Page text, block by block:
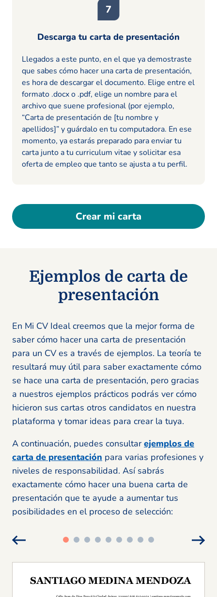
Descarga tu carta de presentación
Llegados a este punto, en el que ya demostraste
que sabes cómo hacer una carta de presentación,
es hora de descargar el documento. Elige entre el
formato .docx o .pdf, elige un nombre para el
archivo que suene profesional (por ejemplo,
“Carta de presentación de [tu nombre y
apellidos]” y guárdalo en tu computadora. En ese
momento, ya estarás preparado para enviar tu
carta junto a tu curriculum vitae y solicitar esa
oferta de empleo que tanto se ajusta a tu perfil.
Crear mi carta
Ejemplos de carta de
presentación
En Mi CV Ideal creemos que la mejor forma de
saber cómo hacer una carta de presentación
para un CV es a través de ejemplos. La teoría te
resultará muy útil para saber exactamente cómo
se hace una carta de presentación, pero gracias
a nuestros ejemplos prácticos podrás ver cómo
hicieron sus cartas otros candidatos en nuestra
plataforma y tomar ideas para crear la tuya.
A continuación, puedes consultarejemplos de
carta de presentación para varias profesiones y
niveles de responsabilidad. Así sabrás
exactamente cómo hacer una buena carta de
presentación que te ayude a aumentar tus
posibilidades en el proceso de selección: